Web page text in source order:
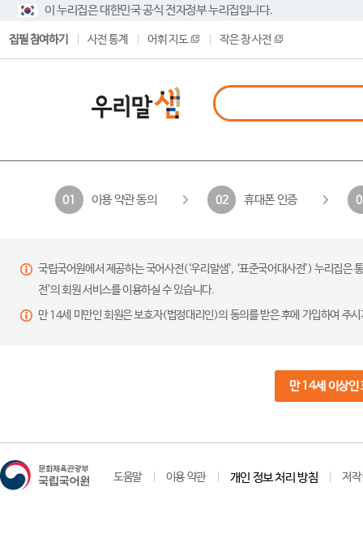
이 누리집은 대한민국 공식 전자정부 누리집입니다.
집필 참여하기 사전 통계 어휘 지도 작은 창 사전
01 이용 약관 동의 02 휴대폰 인증
국립국어원에서 제공하는 국어사전(‘우리말샘’, ‘표준국어대사전’) 누리집
전’의 회원 서비스를 이용하실 수 있습니다.
만 14세 미만인 회원은 보호자(법정대리인)의 동의를 받은 후에 가입하여 주
만 14세 이상인
도움말 이용 약관 개인 정보 처리 방침 저